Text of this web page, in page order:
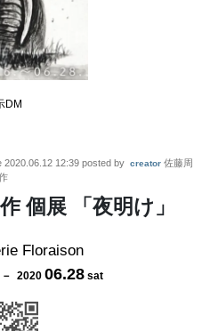
DM
2020.06.12 12:39posted by creator 佐藤周
個展 「夜明け」
Floraison
2020 06.28 sat